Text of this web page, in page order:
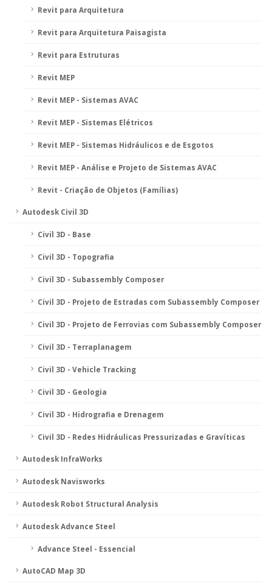
Revit para Arquitetura
Revit para Arquitetura Paisagista
Revit para Estruturas
Revit MEP
Revit MEP - Sistemas AVAC
Revit MEP - Sistemas Elétricos
Revit MEP - Sistemas Hidráulicos e de Esgotos
Revit MEP - Análise e Projeto de Sistemas AVAC
Revit - Criação de Objetos (Famílias)
Autodesk Civil 3D
Civil 3D - Base
Civil 3D - Topografia
Civil 3D - Subassembly Composer
Civil 3D - Projeto de Estradas com Subassembly Composer
Civil 3D - Projeto de Ferrovias com Subassembly Composer
Civil 3D - Terraplanagem
Civil 3D - Vehicle Tracking
Civil 3D - Geologia
Civil 3D - Hidrografia e Drenagem
Civil 3D - Redes Hidráulicas Pressurizadas e Gravíticas
Autodesk InfraWorks
Autodesk Navisworks
Autodesk Robot Structural Analysis
Autodesk Advance Steel
Advance Steel - Essencial
AutoCAD Map 3D